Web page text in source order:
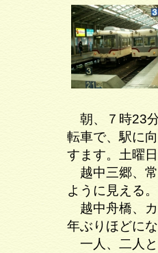
朝、７時23
転車で、駅に
すます。土曜
越中三郷、常
ように見える。
越中舟橋、カ
年ぶりほどに
一人、二人と